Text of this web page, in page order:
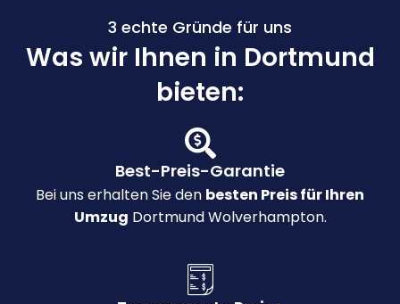
3 echte Gründe für uns
Was wir Ihnen in Dortmund
bieten:
Best-Preis-Garantie
Bei uns erhalten Sie den besten Preis für Ihren
Umzug Dortmund Wolverhampton.